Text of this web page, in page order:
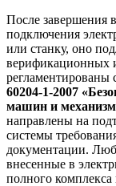
После завершения
подключения
или станку, оно
верификационных
регламентированы
60204-1-2007
машин и
направлены на
системы
документации.
внесенные в
полного